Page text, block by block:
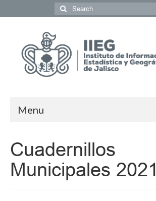
Menu
Economía
Geografía y Medio Ambiente
Cuadernillos
Municipales 2021